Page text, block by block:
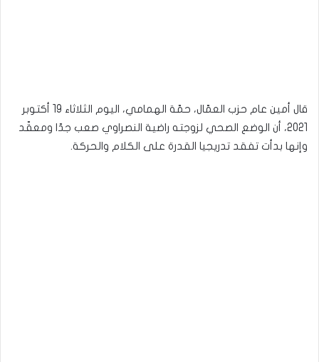
قال أمين عام حزب العمّال، حمّة الهمامي، اليوم الثلاثاء 19 أكتوبر
2021، أن الوضع الصحي لزوجته راضية النصراوي صعب جدّا ومعقّد
وإنها بدأت تفقد تدريجيا القدرة على الكلام والحركة.